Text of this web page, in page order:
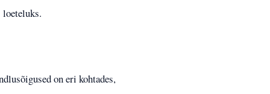
loeteluks.
on eri kohtades,